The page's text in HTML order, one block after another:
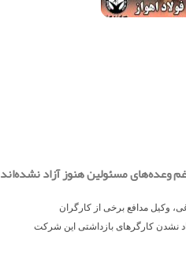
وعده‌های مسئولین هنوز آزاد نشده‌اند
وکیل مدافع برخی از کارگران
نشدن کارگرهای بازداشتی این شرکت